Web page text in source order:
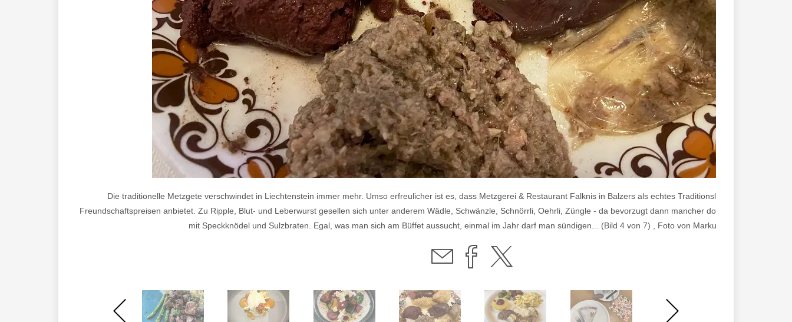
Die traditionelle Metzgete verschwindet in Liechtenstein immer mehr. Umso erfreulicher ist es, dass Metzgerei & Restaurant Falknis in Balzers als echtes Traditionslokal das
Freundschaftspreisen anbietet. Zu Ripple, Blut- und Leberwurst gesellen sich unter anderem Wädle, Schwänzle, Schnörrli, Oehrli, Züngle - da bevorzugt dann mancher doch eher das
mit Speckknödel und Sulzbraten. Egal, was man sich am Büffet aussucht, einmal im Jahr darf man sündigen... (Bild 4 von 7) , Foto von Markus Schädler